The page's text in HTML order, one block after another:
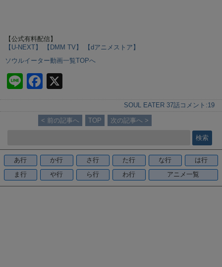
【公式有料配信】
【U-NEXT】
【DMM TV】
【dアニメストア】
ソウルイーター動画一覧TOPへ
Li
n
e
F
a
c
e
o
o
k
SOUL EATER 37話 コメント:19
< 前の記事へ TOP 次の記事へ >
あ行 か行 さ行 た行 な行
は行
ま行
や行 ら行 わ行 アニメ一覧